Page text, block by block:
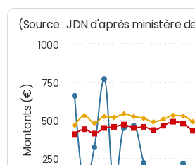
Montants (€)
(Source : JDN d'après ministère
250
500
750
1000